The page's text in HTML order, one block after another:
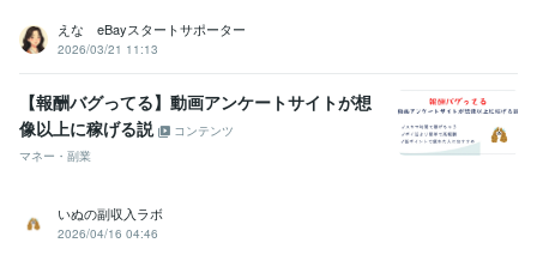
えな eBayスタートサポーター
2026/03/21 11:13
【報酬バグってる】動画アンケートサイトが想
像以上に稼げる説
コンテンツ
マネー・副業
いぬの副収入ラボ
2026/04/16 04:46